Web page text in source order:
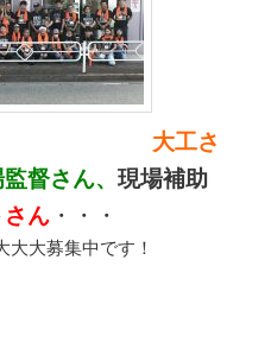
大工さ
督さん、現場補助
ん ・・・
大大募集中です！